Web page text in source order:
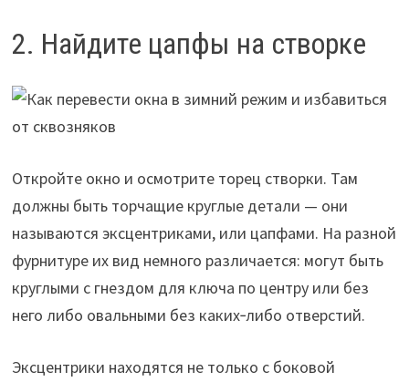
2. Найдите цапфы на створке
Откройте окно и осмотрите торец створки. Там
должны быть торчащие круглые детали — они
называются эксцентриками, или цапфами. На разной
фурнитуре их вид немного различается: могут быть
круглыми с гнездом для ключа по центру или без
него либо овальными без каких‑либо отверстий.
Эксцентрики находятся не только с боковой